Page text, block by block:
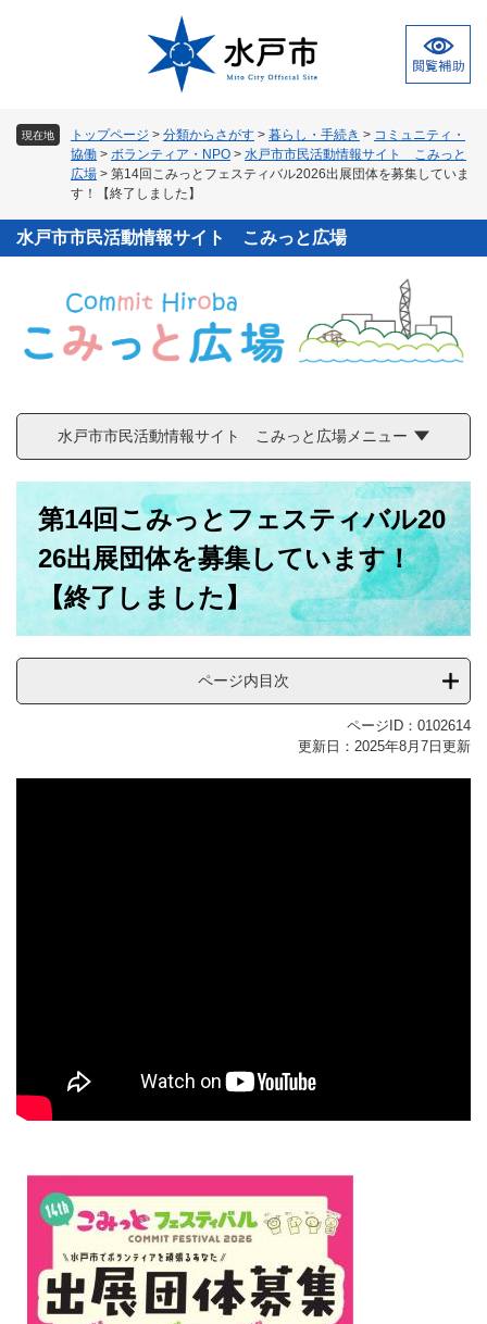
本
へ
現在地 トップページ > 分類からさがす > 暮らし・手続き > コミュニティ・
協働 > ボランティア・NPO > 水戸市市民活動情報サイト こみっと
広場 > 第14回こみっとフェスティバル2026出展団体を募集していま
す！【終了しました】
水戸市市民活動情報サイト こみっと広場
水戸市市民活動情報サイト こみっと広場メニュー
第14回こみっとフェスティバル20
26出展団体を募集しています！
【終了しました】
ページ内目次
ページID：0102614
更新日：2025年8月7日更新